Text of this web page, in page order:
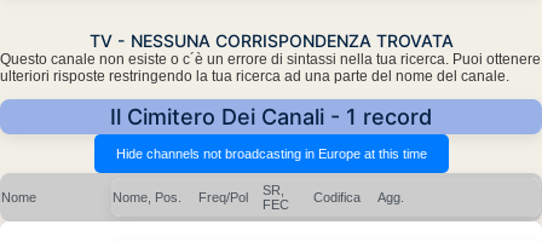
TV - NESSUNA CORRISPONDENZA TROVATA
Questo canale non esiste o c´è un errore di sintassi nella tua ricerca. Puoi ottenere
ulteriori risposte restringendo la tua ricerca ad una parte del nome del canale.
Il Cimitero Dei Canali - 1 record
Nome Nome, Pos. Freq/Pol
SR,
FEC
Codifica Agg.